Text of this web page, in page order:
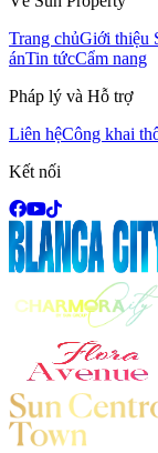
Trang chủGiới thiệu
ánTin tứcCẩm nang
Pháp lý và Hỗ trợ
Liên hệCông khai
Kết nối